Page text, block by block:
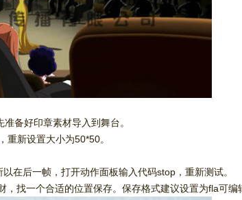
备好印章素材导入到舞台。
新设置大小为50*50。
在后一帧，打开动作面板输入代码stop，重新测试。
找一个合适的位置保存。保存格式建议设置为fla可编